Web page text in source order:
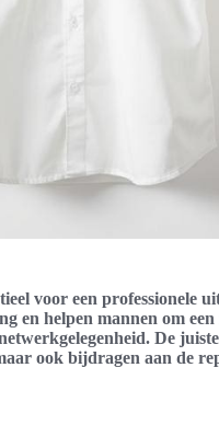
voor een professionele
en helpen mannen om
De
ook bijdragen aan de